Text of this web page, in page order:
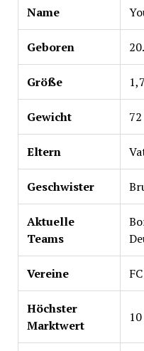
Name
Geboren
Größe
Gewicht
Eltern
Geschwister
Aktuelle
Teams
Vereine
Höchster
Marktwert